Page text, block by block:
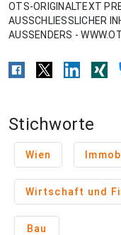
OTS-ORIGINALTEXT
AUSSCHLIESSLICHER
AUSSENDERS -
Stichworte
Wien
Wirtschaft und
Bau